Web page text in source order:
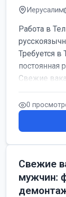
Иерусалим
Работа в
Требуется в
постоянная
Свежие
женщин от
0
Свежие
мужчин: